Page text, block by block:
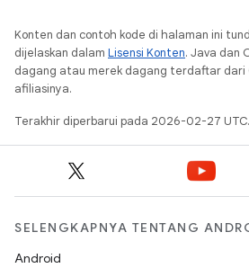
Konten dan contoh kode di halaman ini
dijelaskan dalam Lisensi Konten. Java dan
dagang atau merek dagang terdaftar dari
afiliasinya.
Terakhir diperbarui pada 2026-02-27 UTC.
SELENGKAPNYA TENTANG
Android